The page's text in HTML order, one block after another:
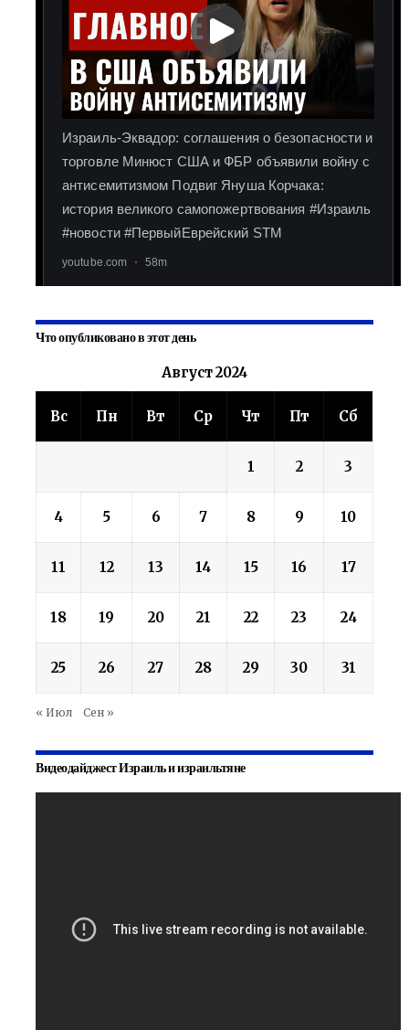
Что опубликовано в этот день
Август 2024
Вс Пн Вт Ср Чт Пт Сб
1 2 3
4 5 6 7 8 9 10
11 12 13 14 15 16 17
18 19 20 21 22 23 24
25 26 27 28 29 30 31
« Июл Сен »
Видеодайджест Израиль и израильтяне